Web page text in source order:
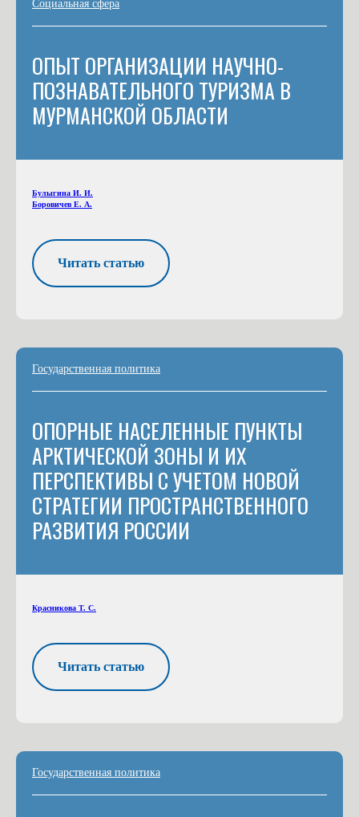
Социальная сфера
ОПЫТ ОРГАНИЗАЦИИ НАУЧНО-
ПОЗНАВАТЕЛЬНОГО ТУРИЗМА В
МУРМАНСКОЙ ОБЛАСТИ
Булыгина И. И.
Боровичев Е. А.
Читать статью
Государственная политика
ОПОРНЫЕ НАСЕЛЕННЫЕ ПУНКТЫ
АРКТИЧЕСКОЙ ЗОНЫ И ИХ
ПЕРСПЕКТИВЫ С УЧЕТОМ НОВОЙ
СТРАТЕГИИ ПРОСТРАНСТВЕННОГО
РАЗВИТИЯ РОССИИ
Красникова Т. С.
Читать статью
Государственная политика